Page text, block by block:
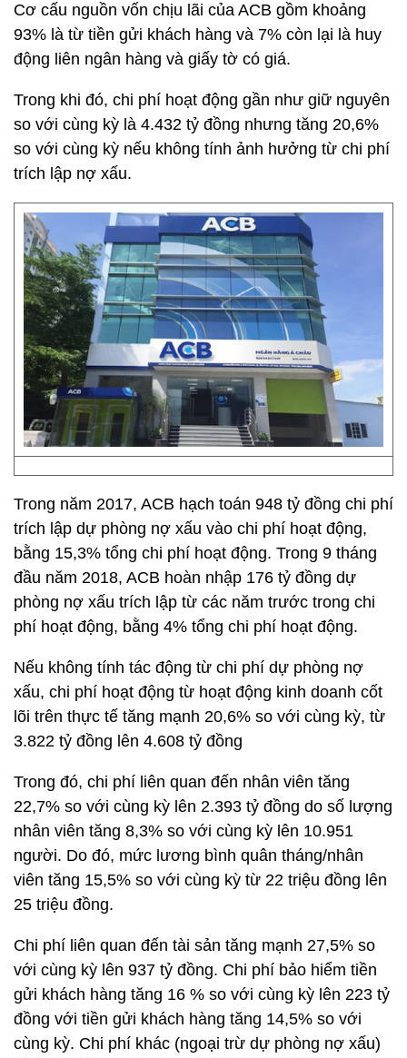
Cơ cấu nguồn vốn chịu lãi của ACB gồm khoảng
93% là từ tiền gửi khách hàng và 7% còn lại là huy
động liên ngân hàng và giấy tờ có giá.
Trong khi đó, chi phí hoạt động gần như giữ nguyên
so với cùng kỳ là 4.432 tỷ đồng nhưng tăng 20,6%
so với cùng kỳ nếu không tính ảnh hưởng từ chi phí
trích lập nợ xấu.
Trong năm 2017, ACB hạch toán 948 tỷ đồng chi phí
trích lập dự phòng nợ xấu vào chi phí hoạt động,
bằng 15,3% tổng chi phí hoạt động. Trong 9 tháng
đầu năm 2018, ACB hoàn nhập 176 tỷ đồng dự
phòng nợ xấu trích lập từ các năm trước trong chi
phí hoạt động, bằng 4% tổng chi phí hoạt động.
Nếu không tính tác động từ chi phí dự phòng nợ
xấu, chi phí hoạt động từ hoạt động kinh doanh cốt
lõi trên thực tế tăng mạnh 20,6% so với cùng kỳ, từ
3.822 tỷ đồng lên 4.608 tỷ đồng
Trong đó, chi phí liên quan đến nhân viên tăng
22,7% so với cùng kỳ lên 2.393 tỷ đồng do số lượng
nhân viên tăng 8,3% so với cùng kỳ lên 10.951
người. Do đó, mức lương bình quân tháng/nhân
viên tăng 15,5% so với cùng kỳ từ 22 triệu đồng lên
25 triệu đồng.
Chi phí liên quan đến tài sản tăng mạnh 27,5% so
với cùng kỳ lên 937 tỷ đồng. Chi phí bảo hiểm tiền
gửi khách hàng tăng 16 % so với cùng kỳ lên 223 tỷ
đồng với tiền gửi khách hàng tăng 14,5% so với
cùng kỳ. Chi phí khác (ngoại trừ dự phòng nợ xấu)